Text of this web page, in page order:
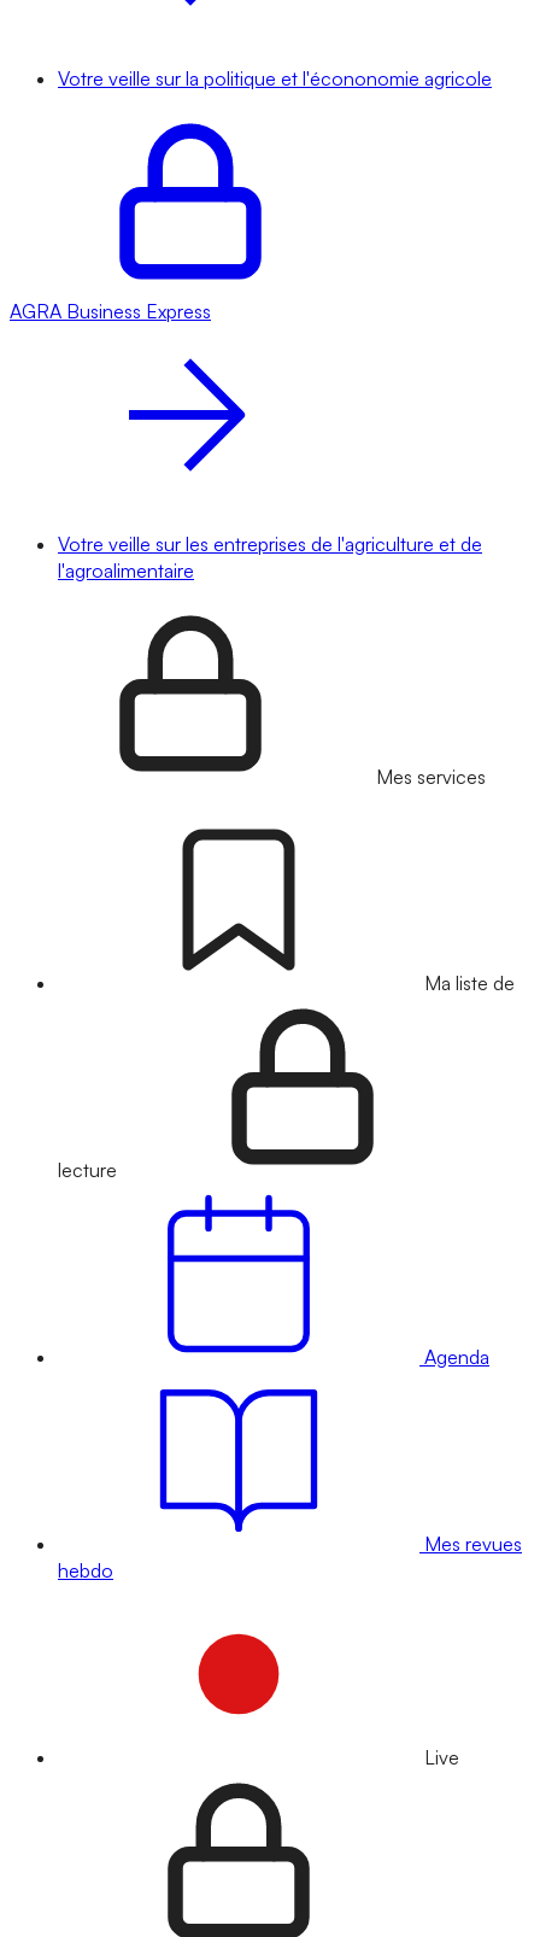
Votre veille sur la politique et l'écononomie agricole
AGRA Business Express
Votre veille sur les entreprises de l'agriculture et de
l'agroalimentaire
Mes services
Ma liste de
lecture
Agenda
Mes revues
hebdo
Live